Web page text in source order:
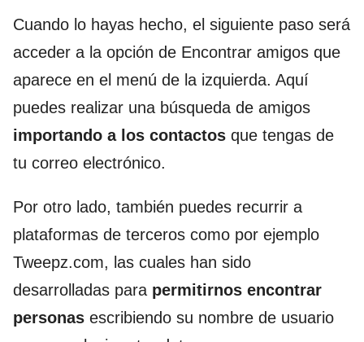
Cuando lo hayas hecho, el siguiente paso será
acceder a la opción de Encontrar amigos que
aparece en el menú de la izquierda. Aquí
puedes realizar una búsqueda de amigos
importando a los contactos que tengas de
tu correo electrónico.
Por otro lado, también puedes recurrir a
plataformas de terceros como por ejemplo
Tweepz.com, las cuales han sido
desarrolladas para permitirnos encontrar
personas escribiendo su nombre de usuario